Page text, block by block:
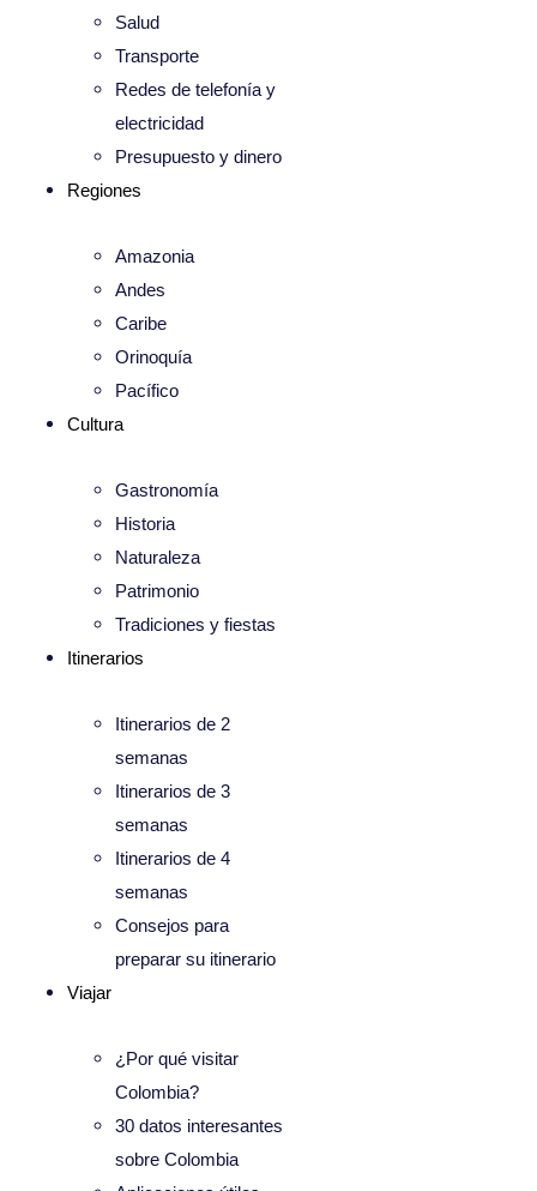
Salud
Transporte
Redes de telefonía y
electricidad
Presupuesto y dinero
Regiones
Amazonia
Andes
Caribe
Orinoquía
Pacífico
Cultura
Gastronomía
Historia
Naturaleza
Patrimonio
Tradiciones y fiestas
Itinerarios
Itinerarios de 2
semanas
Itinerarios de 3
semanas
Itinerarios de 4
semanas
Consejos para
preparar su itinerario
Viajar
¿Por qué visitar
Colombia?
30 datos interesantes
sobre Colombia